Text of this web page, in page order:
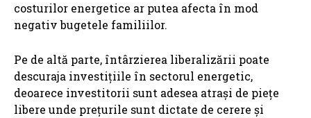
costurilor energetice ar putea afecta în mod
negativ bugetele familiilor.
Pe de altă parte, întârzierea liberalizării poate
descuraja investițiile în sectorul energetic,
deoarece investitorii sunt adesea atrași de piețe
libere unde prețurile sunt dictate de cerere și